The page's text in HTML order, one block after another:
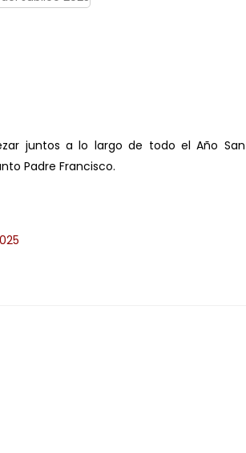
juntos a lo largo de todo el Año
Padre Francisco.